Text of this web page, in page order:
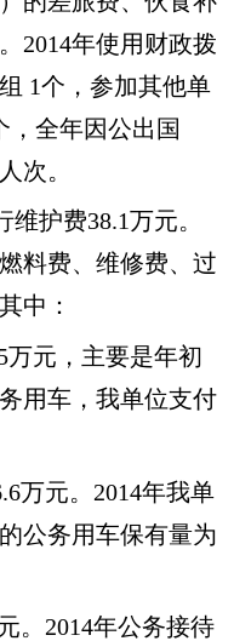
2014年使用财政拨
1个，参加其他单
，全年因公出国
次。
护费38.1万元。
料费、维修费、过
中：
元，主要是年初
用车，我单位支付
万元。2014年我单
公务用车保有量为
。2014年公务接待